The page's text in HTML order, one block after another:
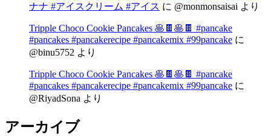
ナナ #アイスクリーム #アイス に @monmonsaisai より
Tripple Choco Cookie Pancakes 🥞🍫🥞🍫 #pancake
#pancakes #pancakerecipe #pancakemix #99pancake に
@binu5752 より
Tripple Choco Cookie Pancakes 🥞🍫🥞🍫 #pancake
#pancakes #pancakerecipe #pancakemix #99pancake に
@RiyadSona より
アーカイブ